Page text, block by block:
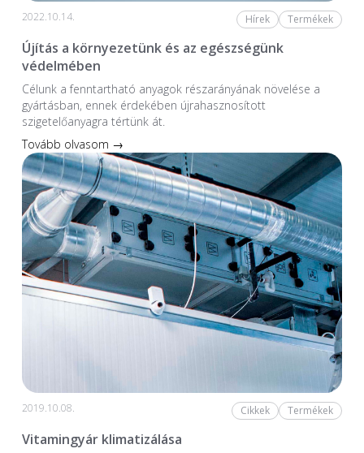
2022.10.14. Hírek Termékek
Újítás a környezetünk és az egészségünk
védelmében
Célunk a fenntartható anyagok részarányának növelése a
gyártásban, ennek érdekében újrahasznosított
szigetelőanyagra tértünk át.
Tovább olvasom →
2019.10.08. Cikkek Termékek
Vitamingyár klimatizálása